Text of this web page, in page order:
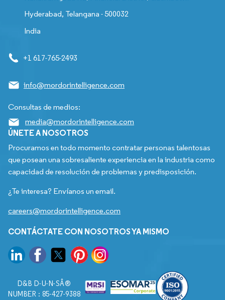
Hyderabad, Telangana - 500032
India
+1 617-765-2493
info@mordorintelligence.com
Consultas de medios:
media@mordorintelligence.com
ÚNETE A NOSOTROS
Procuramos en todo momento contratar personas talentosas
que posean una sobresaliente experiencia en la industria como
capacidad de resolución de problemas y predisposición.
¿Te interesa? Envíanos un email.
careers@mordorintelligence.com
CONTÁCTATE CON NOSOTROS YA MISMO
D&B D-U-N-SÂ®
NUMBER : 85-427-9388